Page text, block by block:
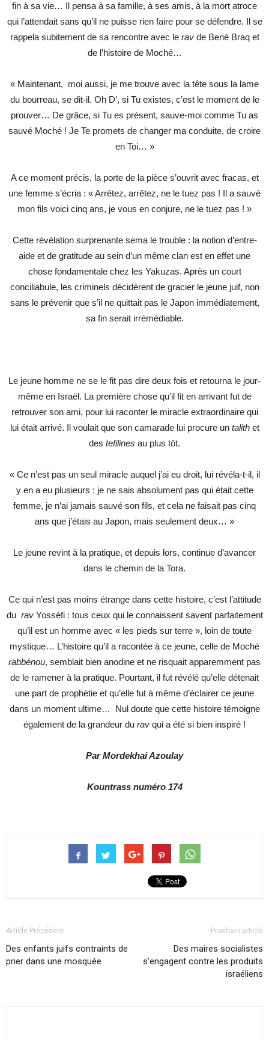
fin à sa vie… Il pensa à sa famille, à ses amis, à la mort atroce
qui l’attendait sans qu’il ne puisse rien faire pour se défendre. Il se
rappela subitement de sa rencontre avec le ravde Bené Braq et
de l’histoire de Moché…
« Maintenant, moi aussi, je me trouve avec la tête sous la lame
du bourreau, se dit-il. Oh D’, si Tu existes, c’est le moment de le
prouver… De grâce, si Tu es présent, sauve-moi comme Tu as
sauvé Moché ! Je Te promets de changer ma conduite, de croire
en Toi… »
A ce moment précis, la porte de la pièce s’ouvrit avec fracas, et
une femme s’écria : « Arrêtez, arrêtez, ne le tuez pas ! Il a sauvé
mon fils voici cinq ans, je vous en conjure, ne le tuez pas ! »
Cette révélation surprenante sema le trouble : la notion d’entre-
aide et de gratitude au sein d’un même clan est en effet une
chose fondamentale chez les Yakuzas. Après un court
conciliabule, les criminels décidèrent de gracier le jeune juif, non
sans le prévenir que s’il ne quittait pas le Japon immédiatement,
sa fin serait irrémédiable.
Le jeune homme ne se le fit pas dire deux fois et retourna le jour-
même en Israël. La première chose qu’il fit en arrivant fut de
retrouver son ami, pour lui raconter le miracle extraordinaire qui
lui était arrivé. Il voulait que son camarade lui procure un talithet
des tefilines au plus tôt.
« Ce n’est pas un seul miracle auquel j’ai eu droit, lui révéla-t-il, il
y en a eu plusieurs : je ne sais absolument pas qui était cette
femme, je n’ai jamais sauvé son fils, et cela ne faisait pas cinq
ans que j’étais au Japon, mais seulement deux… »
Le jeune revint à la pratique, et depuis lors, continue d’avancer
dans le chemin de la Tora.
Ce qui n’est pas moins étrange dans cette histoire, c’est l’attitude
du ravYosséfi : tous ceux qui le connaissent savent parfaitement
qu’il est un homme avec « les pieds sur terre », loin de toute
mystique… L’histoire qu’il a racontée à ce jeune, celle de Moché
rabbénou, semblait bien anodine et ne risquait apparemment pas
de le ramener à la pratique. Pourtant, il fut révélé qu’elle détenait
une part de prophétie et qu’elle fut à même d’éclairer ce jeune
dans un moment ultime… Nul doute que cette histoire témoigne
également de la grandeur du rav qui a été si bien inspiré !
Par Mordekhai Azoulay
Kountrass numéro 174
Article Précédent
Des enfants juifs contraints de
prier dans une mosquée
Prochain article
Des maires socialistes
s’engagent contre les produits
israéliens